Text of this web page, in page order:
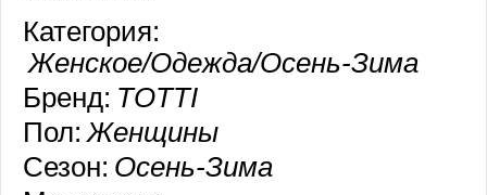
Категория:
Женское/Одежда/Осень-Зима
Бренд: TOTTI
Пол: Женщины
Сезон: Осень-Зима